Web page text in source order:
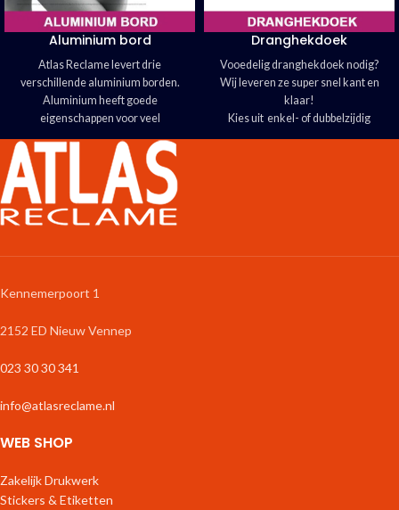
Aluminium bord
Atlas Reclame levert drie
verschillende aluminium borden.
Aluminium heeft goede
eigenschappen voor veel
toepassingen.
Lichtgewicht, stevig en maatvast
Keuze uit wit gelakte of aluminium
toplaag
Drie soorten Dibond® mogelijk
Dranghekdoek
Vooedelig dranghekdoek nodig?
Wij leveren ze super snel kant en
klaar!
Kies uit enkel- of dubbelzijdig
bedrukking
Kennemerpoort 1
2152 ED Nieuw Vennep
023 30 30 341
info@atlasreclame.nl
WEB SHOP
Zakelijk Drukwerk
Stickers & Etiketten